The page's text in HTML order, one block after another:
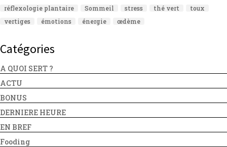
réflexologie plantaire
Sommeil stress thé vert
toux
vertiges
émotions énergie œdème
Catégories
A QUOI SERT ?
ACTU
BONUS
DERNIERE HEURE
EN BREF
Fooding